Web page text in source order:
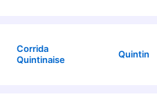
Corrida
Quintinaise
Quintin